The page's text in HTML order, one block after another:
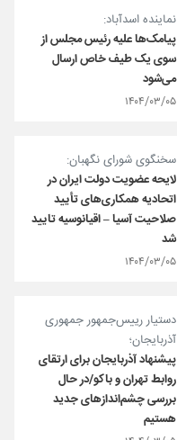
نماینده اسدآباد:
پیامک‌ها علیه رئیس مجلس از
سوی یک طیف خاص ارسال
می‌شود
۱۴۰۴/۰۳/۰۵
سخنگوی شورای نگهبان:
لایحه عضویت دولت ایران در
اتحادیه همکاری‌های تأیید
صلاحیت آسیا – اقیانوسیه تایید
شد
۱۴۰۴/۰۳/۰۵
دستیار رییس‌جمهور جمهوری
آذربایجان؛
پیشنهاد آذربایجان برای ارتقای
روابط تهران و باکو/در حال
بررسی چشم‌اندازهای جدید
هستیم